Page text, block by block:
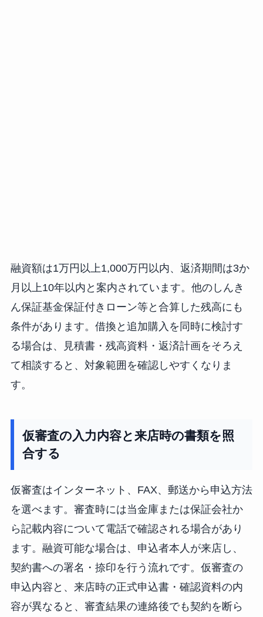
融資額は1万円以上1,000万円以内、返済期間は3か
月以上10年以内と案内されています。他のしんき
ん保証基金保証付きローン等と合算した残高にも
条件があります。借換と追加購入を同時に検討す
る場合は、見積書・残高資料・返済計画をそろえ
て相談すると、対象範囲を確認しやすくなりま
す。
仮審査の入力内容と来店時の書類を照
合する
仮審査はインターネット、FAX、郵送から申込方法
を選べます。審査時には当金庫または保証会社か
ら記載内容について電話で確認される場合があり
ます。融資可能な場合は、申込者本人が来店し、
契約書への署名・捺印を行う流れです。仮審査の
申込内容と、来店時の正式申込書・確認資料の内
容が異なると、審査結果の連絡後でも契約を断ら